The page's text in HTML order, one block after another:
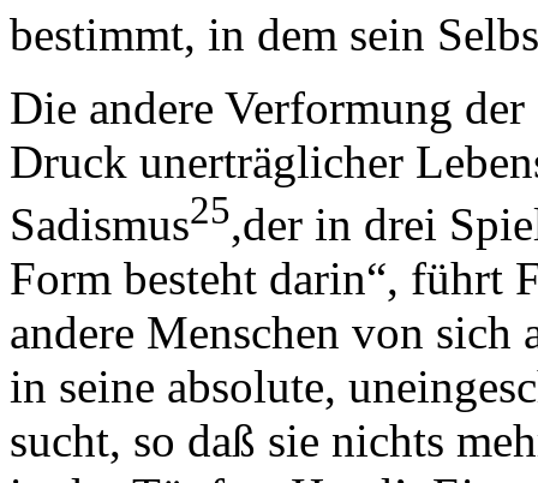
bestimmt, in dem sein
Die andere Verformung
Druck unerträglicher
Sadismus25,der in drei
Form besteht darin“, führt
andere Menschen von sich
in seine absolute,
sucht, so daß sie nichts